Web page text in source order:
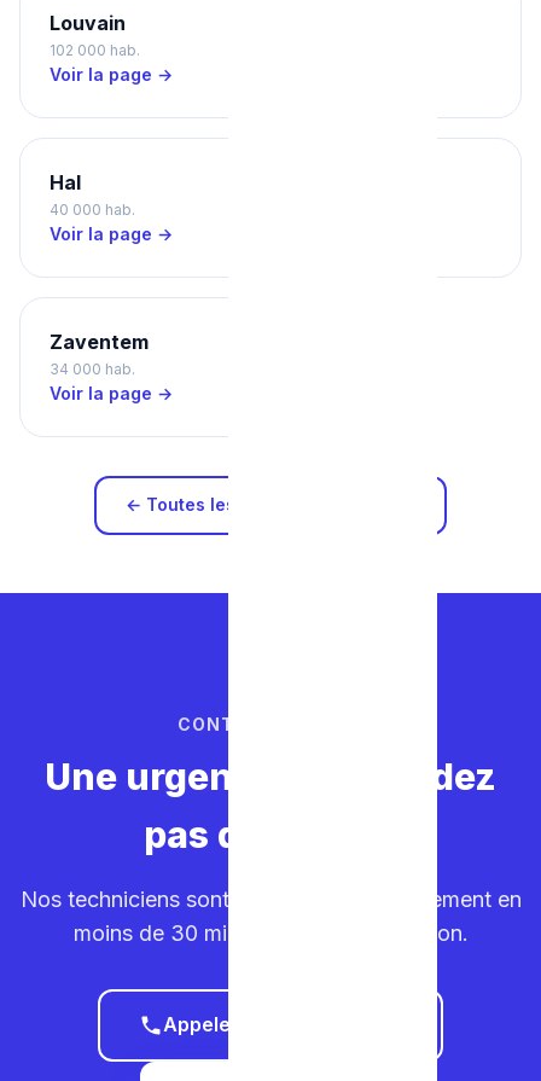
Louvain
102 000 hab.
Voir la page →
Hal
40 000 hab.
Voir la page →
Zaventem
34 000 hab.
Voir la page →
← Toutes les zones d'intervention
CONTACTEZ-NOUS
Une urgence ? Ne perdez
pas de temps.
Nos techniciens sont sur la route. Déplacement en
moins de 30 minutes dans votre région.
Appeler le 0465 68 51 58